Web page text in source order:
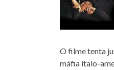
O filme tenta
máfia ítalo-